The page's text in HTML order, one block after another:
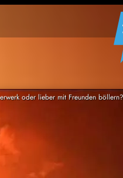
oder lieber mit Freunden böllern?